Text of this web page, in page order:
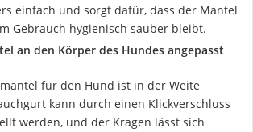
einfach und sorgt dafür, dass der Mantel
Gebrauch hygienisch sauber bleibt.
an den Körper des Hundes angepasst
für den Hund ist in der Weite
kann durch einen Klickverschluss
werden, und der Kragen lässt sich